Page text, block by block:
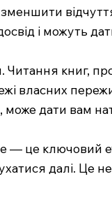
і можуть
книг,
власних
може дати вам
це ключовий
далі. Це